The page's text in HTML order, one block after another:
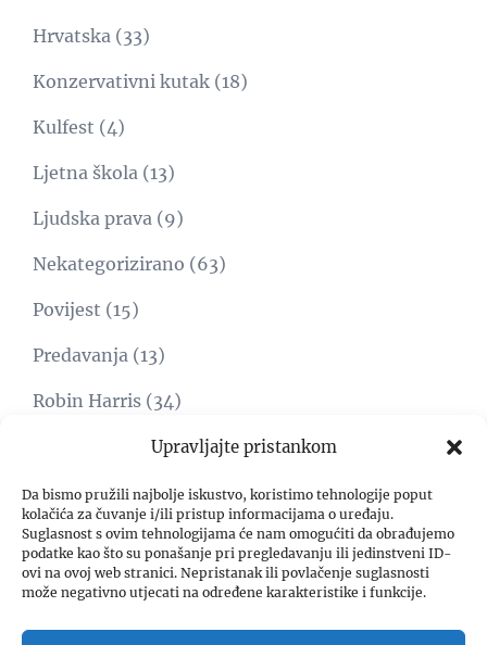
Upravljajte pristankom
Da bismo pružili najbolje iskustvo, koristimo tehnologije poput
kolačića za čuvanje i/ili pristup informacijama o uređaju.
Suglasnost s ovim tehnologijama će nam omogućiti da obrađujemo
podatke kao što su ponašanje pri pregledavanju ili jedinstveni ID-
ovi na ovoj web stranici. Nepristanak ili povlačenje suglasnosti
može negativno utjecati na određene karakteristike i funkcije.
Hrvatska (33)
Konzervativni kutak (18)
Kulfest (4)
Ljetna škola (13)
Ljudska prava (9)
Nekategorizirano (63)
Povijest (15)
Predavanja (13)
Robin Harris (34)
Umjetnost(1)
Video(8)
Zadar freedom forum(4)